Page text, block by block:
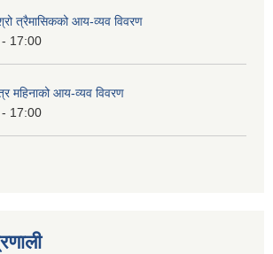
त्रैमासिकको आय-व्यव विवरण
17:00
आय-व्यव विवरण
17:00